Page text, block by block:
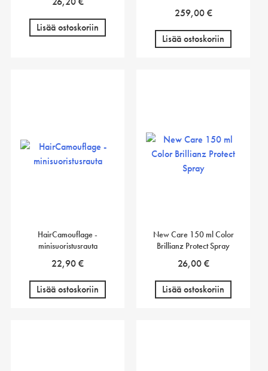
Lisää ostoskoriin
259,00€
Lisää ostoskoriin
HairCamouflage -
minisuoristusrauta
22,90€
Lisää ostoskoriin
New Care 150 ml Color
Brillianz Protect Spray
26,00€
Lisää ostoskoriin